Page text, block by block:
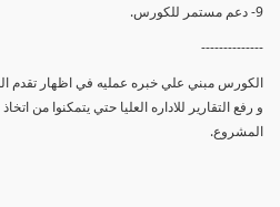
9- دعم مستمر للكورس.
--------------
الكورس مبني علي خبره عمليه في اظهار تقدم
و رفع التقارير للاداره العليا حتي يتمكنوا من
المشروع.